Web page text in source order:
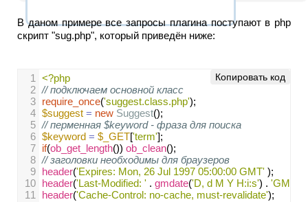
В даном примере все запросы плагина поступают в php
скрипт "sug.php", который приведён ниже:
1
<?php
2 // подключаем основной класс
3 require_once('suggest.class.php');
4 $suggest = new Suggest();
5 // перменная $keyword - фраза для поиска
6 $keyword = $_GET['term'];
7 if(ob_get_length()) ob_clean();
8 // заголовки необходимы для браузеров
9 header('Expires: Mon, 26 Jul 1997 05:00:00 GMT' );
10 header('Last-Modified: ' . gmdate('D, d M Y H:i:s') . 'GMT'
11
header('Cache-Control: no-cache, must-revalidate');
Копировать код